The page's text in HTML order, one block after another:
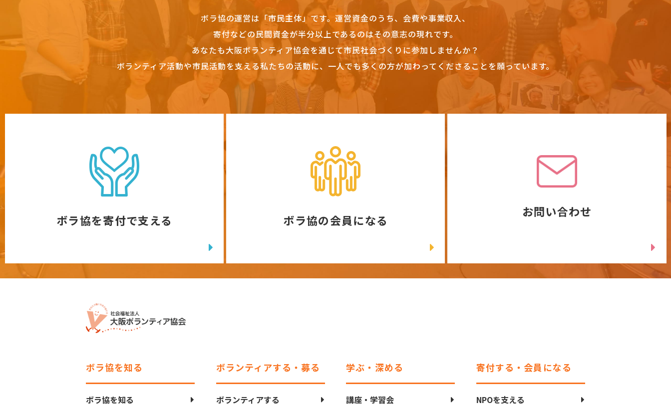
ボラ協の運営は「市民主体」です。 運営資金のうち、会費や事業収入、
寄付などの民間資金が半分以上であるのはその意志の現れです。
あなたも大阪ボランティア協会を通じて市民社会づくりに参加しませんか？
ボランティア活動や市民活動を支える私たちの活動に、一人でも多くの方が加わってくださることを願っています。
ボラ協を寄付で支える ボラ協の会員になる
お問い合わせ
ボラ協を知る
ボラ協を知る
ボランティアする・募る
ボランティアする
学ぶ・深める
講座・学習会
寄付する・会員になる
NPOを支える